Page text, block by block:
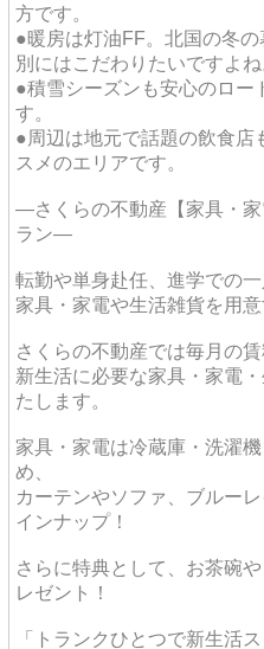
方です。
●暖房は灯油FF。北国の冬
別にはこだわりたいですよね
●積雪シーズンも安心のロー
す。
●周辺は地元で話題の飲食店
スメのエリアです。
―さくらの不動産【家具・
ラン―
転勤や単身赴任、進学での一
家具・家電や生活雑貨を用意
さくらの不動産では毎月の
新生活に必要な家具・家電
たします。
家具・家電は冷蔵庫・洗濯
め、
カーテンやソファ、ブルー
インナップ！
さらに特典として、お茶碗
レゼント！
「トランクひとつで新生活